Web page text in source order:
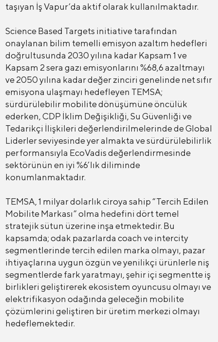
taşıyan İş Vapur’da aktif olarak kullanılmaktadır.
Science Based Targets initiative tarafından
onaylanan bilim temelli emisyon azaltım hedefleri
doğrultusunda 2030 yılına kadar Kapsam 1 ve
Kapsam 2 sera gazı emisyonlarını %68,6 azaltmayı
ve 2050 yılına kadar değer zinciri genelinde net sıfır
emisyona ulaşmayı hedefleyen TEMSA;
sürdürülebilir mobilite dönüşümüne öncülük
ederken, CDP İklim Değişikliği, Su Güvenliği ve
Tedarikçi İlişkileri değerlendirilmelerinde de Global
Liderler seviyesinde yer almakta ve sürdürülebilirlik
performansıyla EcoVadis değerlendirmesinde
sektörünün en iyi %6’lık diliminde
konumlanmaktadır.
TEMSA, 1 milyar dolarlık ciroya sahip “Tercih Edilen
Mobilite Markası” olma hedefini dört temel
stratejik sütun üzerine inşa etmektedir. Bu
kapsamda; odak pazarlarda coach ve intercity
segmentlerinde tercih edilen marka olmayı, pazar
ihtiyaçlarına uygun özgün ve yenilikçi ürünlerle niş
segmentlerde fark yaratmayı, şehir içi segmentte iş
birlikleri geliştirerek ekosistem oyuncusu olmayı ve
elektrifikasyon odağında geleceğin mobilite
çözümlerini geliştiren bir üretim merkezi olmayı
hedeflemektedir.